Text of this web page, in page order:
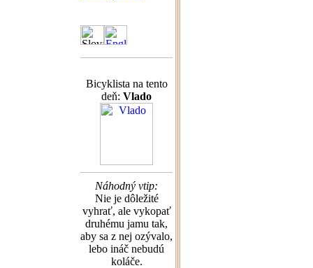
Bicyklista na tento
deň: Vlado
Náhodný vtip:
Nie je dôležité
vyhrať, ale vykopať
druhému jamu tak,
aby sa z nej ozývalo,
lebo ináč nebudú
koláče.